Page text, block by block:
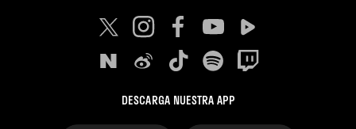
DESCARGA NUESTRA APP